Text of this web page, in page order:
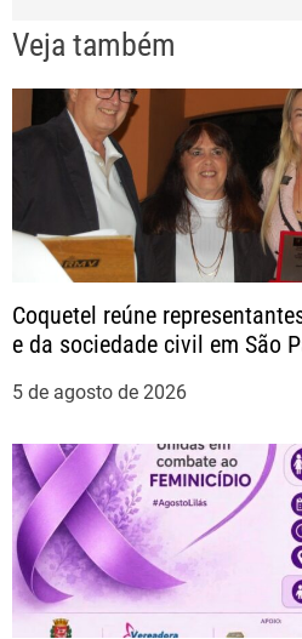
e
g
o
d
e
P
o
s
Veja também
Coquetel reúne
e da sociedade civil em São
5 de agosto de 2026